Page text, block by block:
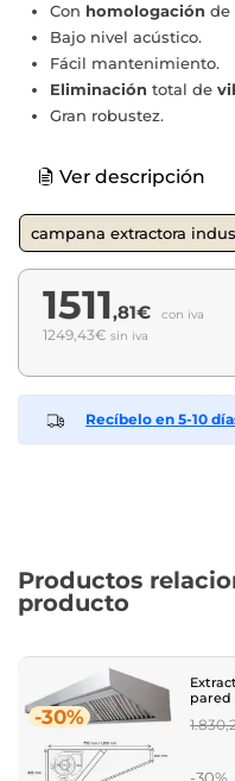
Con homologación de
Bajo nivel acústico.
Fácil mantenimiento.
Eliminación total de
Gran robustez.
Ver descripción
campana extractora
1511,81€ con iva
1249,43€ sin iva
Recíbelo en 5-10
Productos
producto
-30%
pared